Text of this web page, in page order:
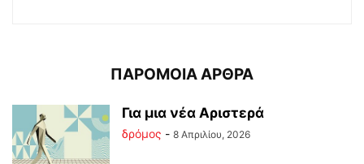
ΠΑΡΟΜΟΙΑ ΑΡΘΡΑ
Για μια νέα Αριστερά
δρόμος - 8 Απριλίου, 2026